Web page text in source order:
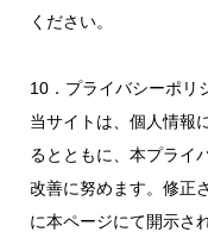
ください。
10．プライバシーポリ
当サイトは、個人情報
るとともに、本プライ
改善に努めます。修正
に本ページにて開示さ